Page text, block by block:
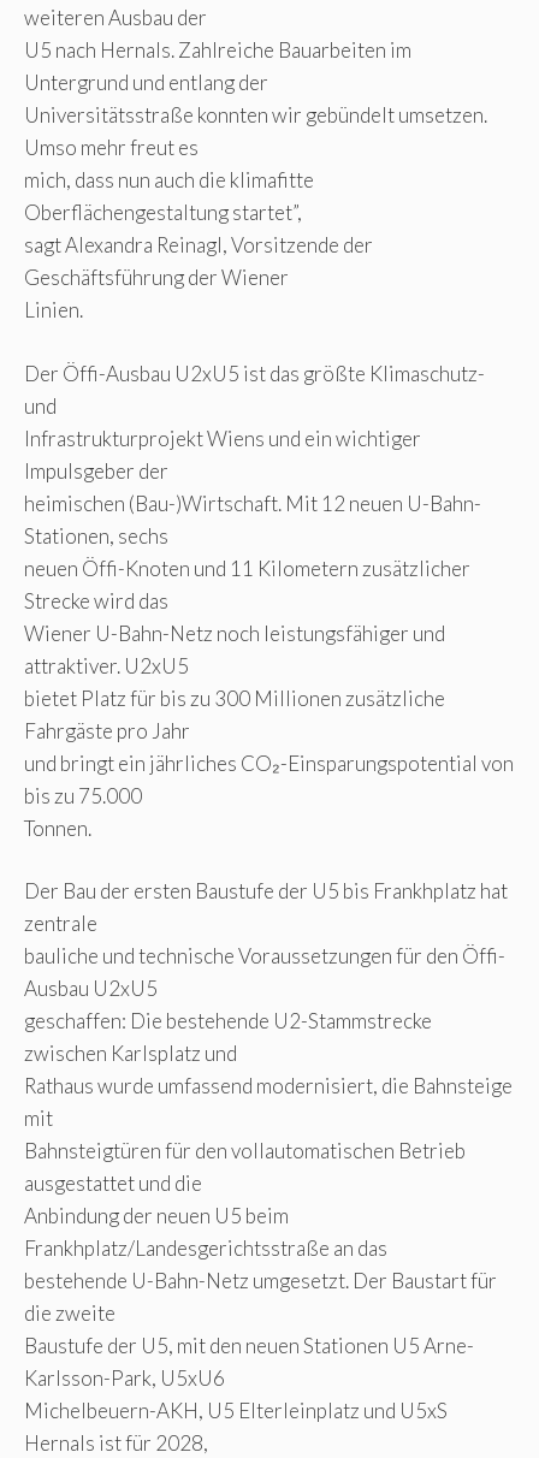
weiteren Ausbau der
U5 nach Hernals. Zahlreiche Bauarbeiten im
Untergrund und entlang der
Universitätsstraße konnten wir gebündelt umsetzen.
Umso mehr freut es
mich, dass nun auch die klimafitte
Oberflächengestaltung startet”,
sagt Alexandra Reinagl, Vorsitzende der
Geschäftsführung der Wiener
Linien.
Der Öffi-Ausbau U2xU5 ist das größte Klimaschutz-
und
Infrastrukturprojekt Wiens und ein wichtiger
Impulsgeber der
heimischen (Bau-)Wirtschaft. Mit 12 neuen U-Bahn-
Stationen, sechs
neuen Öffi-Knoten und 11 Kilometern zusätzlicher
Strecke wird das
Wiener U-Bahn-Netz noch leistungsfähiger und
attraktiver. U2xU5
bietet Platz für bis zu 300 Millionen zusätzliche
Fahrgäste pro Jahr
und bringt ein jährliches CO₂-Einsparungspotential von
bis zu 75.000
Tonnen.
Der Bau der ersten Baustufe der U5 bis Frankhplatz hat
zentrale
bauliche und technische Voraussetzungen für den Öffi-
Ausbau U2xU5
geschaffen: Die bestehende U2-Stammstrecke
zwischen Karlsplatz und
Rathaus wurde umfassend modernisiert, die Bahnsteige
mit
Bahnsteigtüren für den vollautomatischen Betrieb
ausgestattet und die
Anbindung der neuen U5 beim
Frankhplatz/Landesgerichtsstraße an das
bestehende U-Bahn-Netz umgesetzt. Der Baustart für
die zweite
Baustufe der U5, mit den neuen Stationen U5 Arne-
Karlsson-Park, U5xU6
Michelbeuern-AKH, U5 Elterleinplatz und U5xS
Hernals ist für 2028,